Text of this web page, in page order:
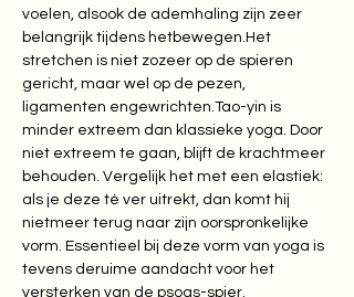
voelen, alsook de ademhaling zijn zeer
belangrijk tijdens hetbewegen.Het
stretchen is niet zozeer op de spieren
gericht, maar wel op de pezen,
ligamenten engewrichten.Tao-yin is
minder extreem dan klassieke yoga. Door
niet extreem te gaan, blijft de krachtmeer
behouden. Vergelijk het met een elastiek:
als je deze té ver uitrekt, dan komt hij
nietmeer terug naar zijn oorspronkelijke
vorm. Essentieel bij deze vorm van yoga is
tevens deruime aandacht voor het
versterken van de psoas-spier.